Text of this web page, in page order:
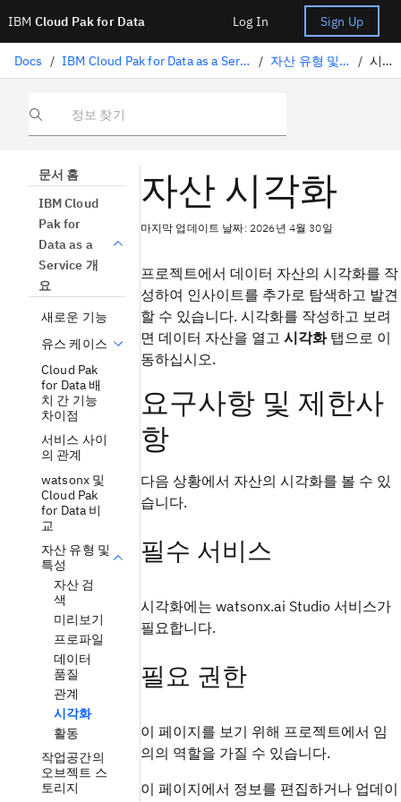
IBM Cloud Pak for Data Log In Sign Up
Docs / IBM Cloud Pak for Data as a Service 개요 / 자산 유형 및 특성 / 시각화
정보 찾기
문서 홈
IBM Cloud
Pak for
Data as a
Service 개
요
새로운 기능
유스 케이스
Cloud Pak
for Data 배
치 간 기능
차이점
서비스 사이
의 관계
watsonx 및
Cloud Pak
for Data 비
교
자산 유형 및
특성
자산 검
색
미리보기
프로파일
데이터
품질
관계
시각화
활동
작업공간의
오브젝트 스
토리지
자산 시각화
마지막 업데이트 날짜: 2026년 4월 30일
프로젝트에서 데이터 자산의 시각화를 작
성하여 인사이트를 추가로 탐색하고 발견
할 수 있습니다. 시각화를 작성하고 보려
면 데이터 자산을 열고 시각화탭으로 이
동하십시오.
요구사항 및 제한사
항
다음 상황에서 자산의 시각화를 볼 수 있
습니다.
필수 서비스
시각화에는 watsonx.ai Studio 서비스가
필요합니다.
필요 권한
이 페이지를 보기 위해 프로젝트에서 임
의의 역할을 가질 수 있습니다.
이 페이지에서 정보를 편집하거나 업데이